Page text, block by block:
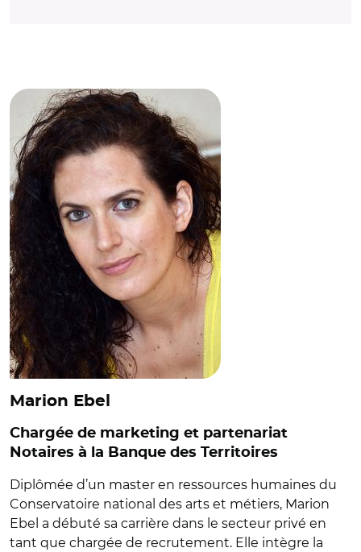
Marion Ebel
Chargée de marketing et partenariat
Notaires à la Banque des Territoires
Diplômée d’un master en ressources humaines du
Conservatoire national des arts et métiers, Marion
Ebel a débuté sa carrière dans le secteur privé en
tant que chargée de recrutement. Elle intègre la